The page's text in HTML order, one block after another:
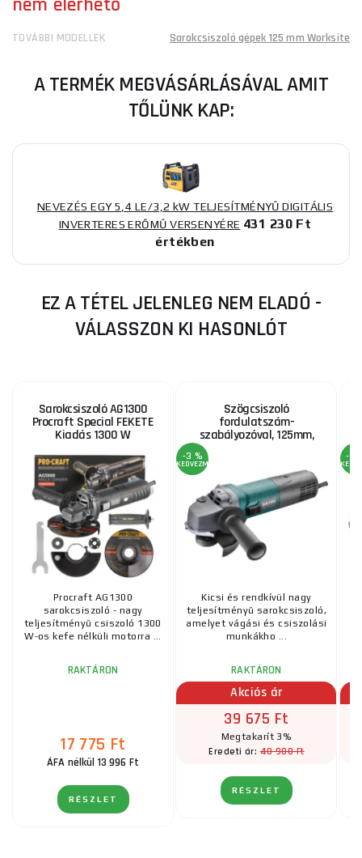
nem elérhető
TOVÁBBI MODELLEK Sarokcsiszoló gépek 125 mm Worksite
A TERMÉK MEGVÁSÁRLÁSÁVAL AMIT
TŐLÜNK KAP:
NEVEZÉS EGY 5,4 LE/3,2 kW TELJESÍTMÉNYŰ DIGITÁLIS
INVERTERES ERŐMŰ VERSENYÉRE 431 230 Ft
értékben
EZ A TÉTEL JELENLEG NEM ELADÓ -
VÁLASSZON KI HASONLÓT
Sarokcsiszoló AG1300
Procraft Special FEKETE
Kiadás 1300 W
Procraft AG1300
sarokcsiszoló - nagy
teljesítményű csiszoló 1300
W-os kefe nélküli motorra ...
RAKTÁRON
17 775 Ft
ÁFA nélkül 13 996 Ft
RÉSZLET
Szögcsiszoló
fordulatszám-
szabályozóval, 125mm,
-3 %
KEDVEZMÉNY
Kicsi és rendkívül nagy
teljesítményű sarokcsiszoló,
amelyet vágási és csiszolási
munkákho ...
RAKTÁRON
Akciós ár
39 675 Ft
Megtakarít 3%
Eredeti ár:40 900 Ft
RÉSZLET
-3